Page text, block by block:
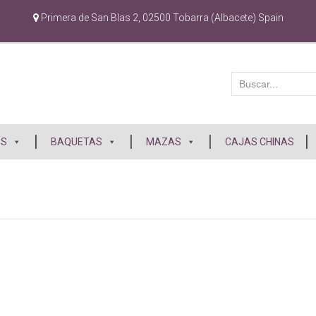
Primera de San Blas 2, 02500 Tobarra (Albacete) Spain
BAQUETAS MAZAS CAJAS CHINAS